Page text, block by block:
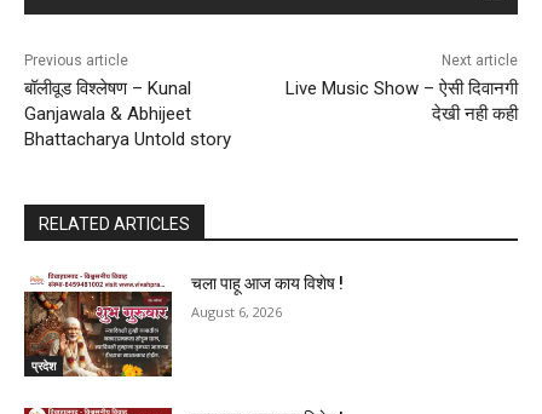
Previous article
बॉलीवूड विश्लेषण – Kunal
Ganjawala & Abhijeet
Bhattacharya Untold story
Next article
Live Music Show – ऐसी दिवानगी
देखी नही कही
RELATED ARTICLES
प्रदेश
चला पाहू आज काय विशेष !
August 6, 2026